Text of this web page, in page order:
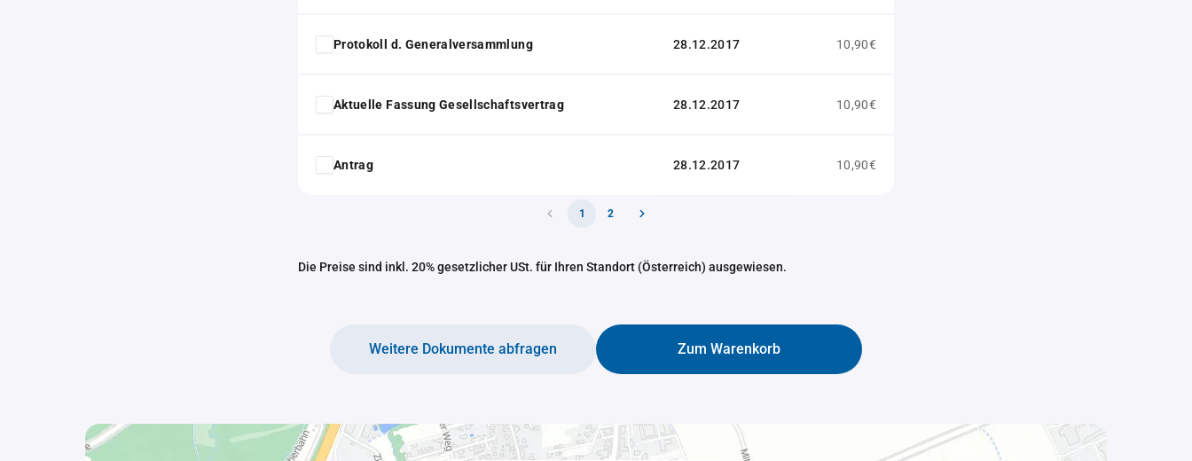
Protokoll d. Generalversammlung 28.12.2017 10,90€
Aktuelle Fassung Gesellschaftsvertrag 28.12.2017 10,90€
Antrag 28.12.2017 10,90€
1 2
Die Preise sind inkl. 20% gesetzlicher USt. für Ihren Standort (Österreich) ausgewiesen.
Zum Warenkorb
Weitere Dokumente abfragen